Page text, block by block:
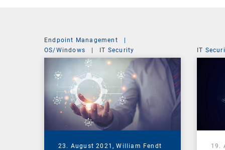
Endpoint Management
|
OS/Windows
| IT Security
23. August 2021,William Fendt
IT
19.